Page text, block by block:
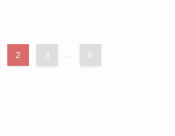
2 3 ... 6